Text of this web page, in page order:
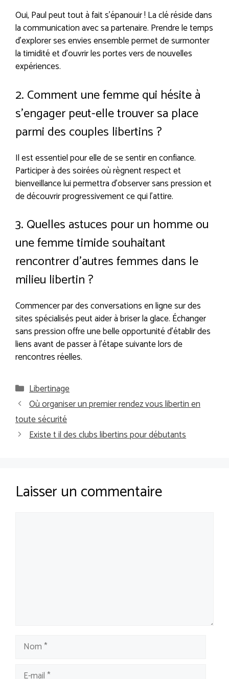
Oui, Paul peut tout à fait s’épanouir ! La clé réside dans
la communication avec sa partenaire. Prendre le temps
d’explorer ses envies ensemble permet de surmonter
la timidité et d’ouvrir les portes vers de nouvelles
expériences.
2. Comment une femme qui hésite à
s’engager peut-elle trouver sa place
parmi des couples libertins ?
Il est essentiel pour elle de se sentir en confiance.
Participer à des soirées où règnent respect et
bienveillance lui permettra d’observer sans pression et
de découvrir progressivement ce qui l’attire.
3. Quelles astuces pour un homme ou
une femme timide souhaitant
rencontrer d’autres femmes dans le
milieu libertin ?
Commencer par des conversations en ligne sur des
sites spécialisés peut aider à briser la glace. Échanger
sans pression offre une belle opportunité d’établir des
liens avant de passer à l’étape suivante lors de
rencontres réelles.
Catégories
Libertinage
Où organiser un premier rendez vous libertin en
toute sécurité
Existe t il des clubs libertins pour débutants
Laisser un commentaire
Nom